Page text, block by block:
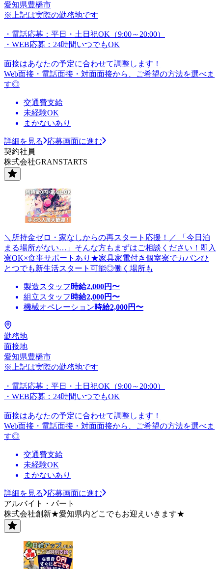
愛知県豊橋市
※上記は実際の勤務地です
・電話応募：平日・土日祝OK（9:00～20:00）
・WEB応募：24時間いつでもOK
面接はあなたの予定に合わせて調整します！
Web面接・電話面接・対面面接から、ご希望の方法を選べま
す◎
交通費支給
未経験OK
まかないあり
詳細を見る
応募画面に進む
契約社員
株式会社GRANSTARTS
＼所持金ゼロ・家なしからの再スタート応援！／ 「今日泊
まる場所がない…」そんな方もまずはご相談ください！即入
寮OK×食事サポートあり★家具家電付き個室寮でカバンひ
とつでも新生活スタート可能◎働く場所も
製造スタッフ 時給2,000円〜
組立スタッフ 時給2,000円〜
機械オペレーション時給2,000円〜
勤務地
面接地
愛知県豊橋市
※上記は実際の勤務地です
・電話応募：平日・土日祝OK（9:00～20:00）
・WEB応募：24時間いつでもOK
面接はあなたの予定に合わせて調整します！
Web面接・電話面接・対面面接から、ご希望の方法を選べま
す◎
交通費支給
未経験OK
まかないあり
詳細を見る
応募画面に進む
アルバイト・パート
株式会社創新★愛知県内どこでもお迎えいきます★